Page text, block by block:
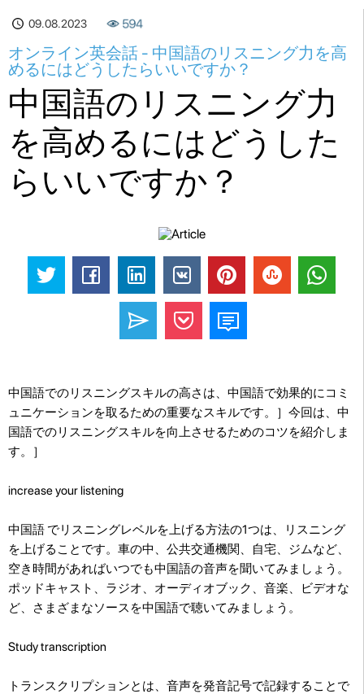
09.08.2023 594
オンライン英会話 - 中国語のリスニング力を高
めるにはどうしたらいいですか？
中国語のリスニング力
を高めるにはどうした
らいいですか？
中国語でのリスニングスキルの高さは、中国語で効果的にコミ
ュニケーションを取るための重要なスキルです。］今回は、中
国語でのリスニングスキルを向上させるためのコツを紹介しま
す。］
increase your listening
中国語 でリスニングレベルを上げる方法の1つは、リスニング
を上げることです。車の中、公共交通機関、自宅、ジムなど、
空き時間があればいつでも中国語の音声を聞いてみましょう。
ポッドキャスト、ラジオ、オーディオブック、音楽、ビデオな
ど、さまざまなソースを中国語で聴いてみましょう。
Study transcription
トランスクリプションとは、音声を発音記号で記録することで